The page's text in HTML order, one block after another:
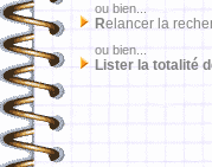
ou bien...
Relancer la
ou bien...
Lister la totalité